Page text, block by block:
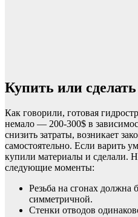
Купить или
Как говорили, готовая
немало — 200-300$ в
снизить затраты, возникает
самостоятельно. Если варить
купили материалы и сделали.
следующие моменты:
Резьба на сгонах должна
симметричной.
Стенки отводов